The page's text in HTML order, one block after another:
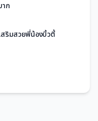
ก
สริมสวยพี่น้องบิ้วตี้